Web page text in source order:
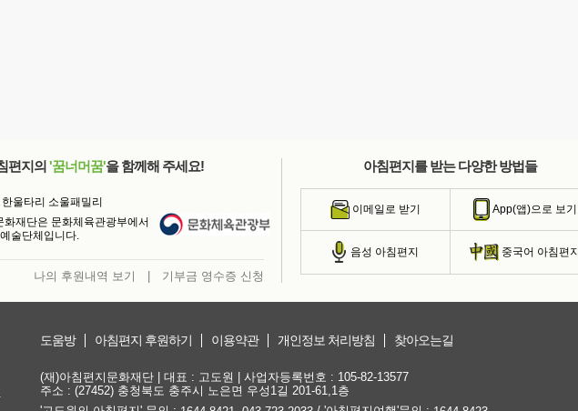
편지의 '꿈너머꿈'을 함께해 주세요!
한울타리 소울패밀리
화재단은 문화체육관광부에서
술단체입니다.
나의 후원내역 보기 기부금 영수증 신청
아침편지를 받는 다양한 방법들
이메일로 받기 App(앱)으로 보기
음성 아침편지 중국어 아침편지
도움방 아침편지 후원하기 이용약관 개인정보 처리방침 찾아오는길
(재)아침편지문화재단 | 대표 : 고도원 | 사업자등록번호 : 105-82-13577
주소 : (27452) 충청북도 충주시 노은면 우성1길 201-61,1층